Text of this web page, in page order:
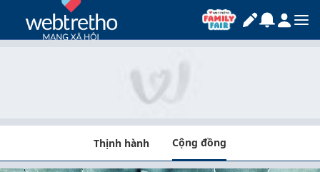
Thịnh hành Cộng đồng